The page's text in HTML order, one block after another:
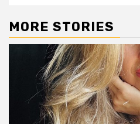
MORE STORIES